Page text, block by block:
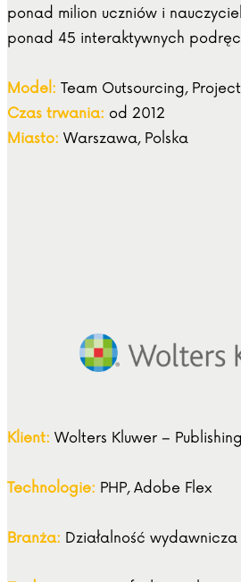
ponad milion uczniów i
ponad 45 interaktywnych
Model: Team Outsourcing,
Czas trwania: od 2012
Miasto: Warszawa, Polska
Klient: Wolters Kluwer –
Technologie: PHP, Adobe Flex
Branża: Działalność wydawnicza